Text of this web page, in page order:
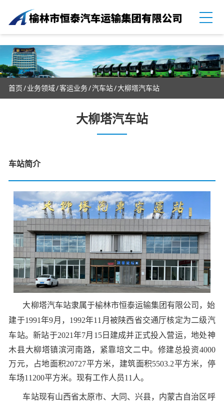
首页 业务领域 客运业务 汽车站 大柳塔汽车站
大柳塔汽车站
车站简介
大柳塔汽车站隶属于榆林市恒泰运输集团有限公司，始
建于1991年9月，1992年11月被陕西省交通厅核定为二级汽
车站。新站于2021年7月15日建成并正式投入营运，地处神
木县大柳塔镇滨河南路，紧靠培文二中。 修建总投资4000
万元，占地面积20727平方米， 建筑面积5503.2平方米，停
车场11200平方米。现有工作人员11人。
车站现有山西省太原市、大同、兴县，内蒙古自治区呼